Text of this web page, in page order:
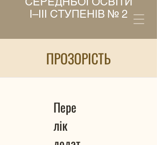
І–ІІІ СТУПЕНІВ № 2
ПРОЗОРІСТЬ
Пере
лік